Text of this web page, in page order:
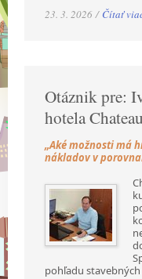
23. 3. 2026 / Čítať
Otáznik pre:
hotela
„Aké možnosti má
nákladov v
pohľadu